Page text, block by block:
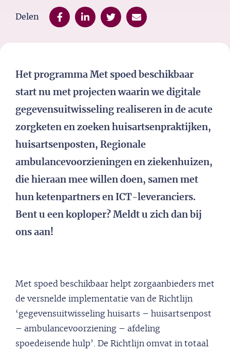
Delen
Het programma Met spoed beschikbaar
start nu met projecten waarin we digitale
gegevensuitwisseling realiseren in de acute
zorgketen en zoeken huisartsenpraktijken,
huisartsenposten, Regionale
ambulancevoorzieningen en ziekenhuizen,
die hieraan mee willen doen, samen met
hun ketenpartners en ICT-leveranciers.
Bent u een koploper? Meldt u zich dan bij
ons aan!
Met spoed beschikbaar helpt zorgaanbieders met
de versnelde implementatie van de Richtlijn
‘gegevensuitwisseling huisarts – huisartsenpost
– ambulancevoorziening – afdeling
spoedeisende hulp’. De Richtlijn omvat in totaal